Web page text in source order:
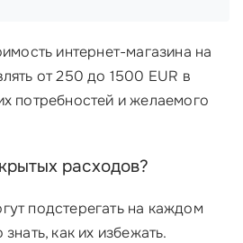
интернет-магазина на
от 250 до 1500 EUR в
потребностей и желаемого
расходов?
подстерегать на каждом
как их избежать.